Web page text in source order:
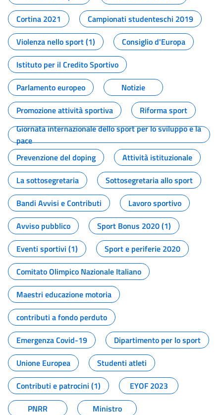
Cortina 2021
Campionati studenteschi 2019
Violenza nello sport (1)
Consiglio d'Europa
Istituto per il Credito Sportivo
Parlamento europeo
Notizie
Promozione attività sportiva
Riforma sport
Giornata internazionale dello sport per lo sviluppo e la
pace
Prevenzione del doping
Attività istituzionale
La sottosegretaria
Sottosegretaria allo sport
Bandi Avvisi e Contributi
Lavoro sportivo
Avviso pubblico
Sport Bonus 2020 (1)
Eventi sportivi (1)
Sport e periferie 2020
Comitato Olimpico Nazionale Italiano
Maestri educazione motoria
contributi a fondo perduto
Emergenza Covid-19
Dipartimento per lo sport
Unione Europea
Studenti atleti
Contributi e patrocini (1)
EYOF 2023
PNRR
Ministro